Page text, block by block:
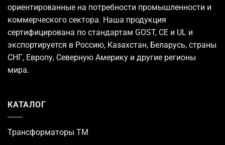
ориентированные на потребности промышленности и
коммерческого сектора. Наша продукция
сертифицирована по стандартам GOST, CE и UL и
экспортируется в Россию, Казахстан, Беларусь, страны
СНГ, Европу, Северную Америку и другие регионы
мира.
КАТАЛОГ
Трансформаторы TM